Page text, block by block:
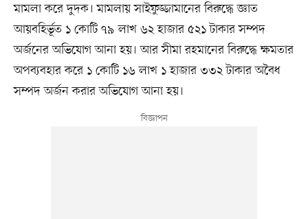
মামলা করে দুদক। মামলায় সাইফুজ্জামানের বিরুদ্ধে জ্ঞাত
আয়বহির্ভূত ১ কোটি ৭৯ লাখ ৬২ হাজার ৫২১ টাকার সম্পদ
অর্জনের অভিযোগ আনা হয়। আর সীমা রহমানের বিরুদ্ধে ক্ষমতার
অপব্যবহার করে ১ কোটি ১৬ লাখ ১ হাজার ৩৩২ টাকার অবৈধ
সম্পদ অর্জন করার অভিযোগ আনা হয়।